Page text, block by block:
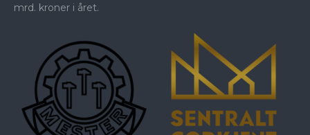
mrd. kroner i året.